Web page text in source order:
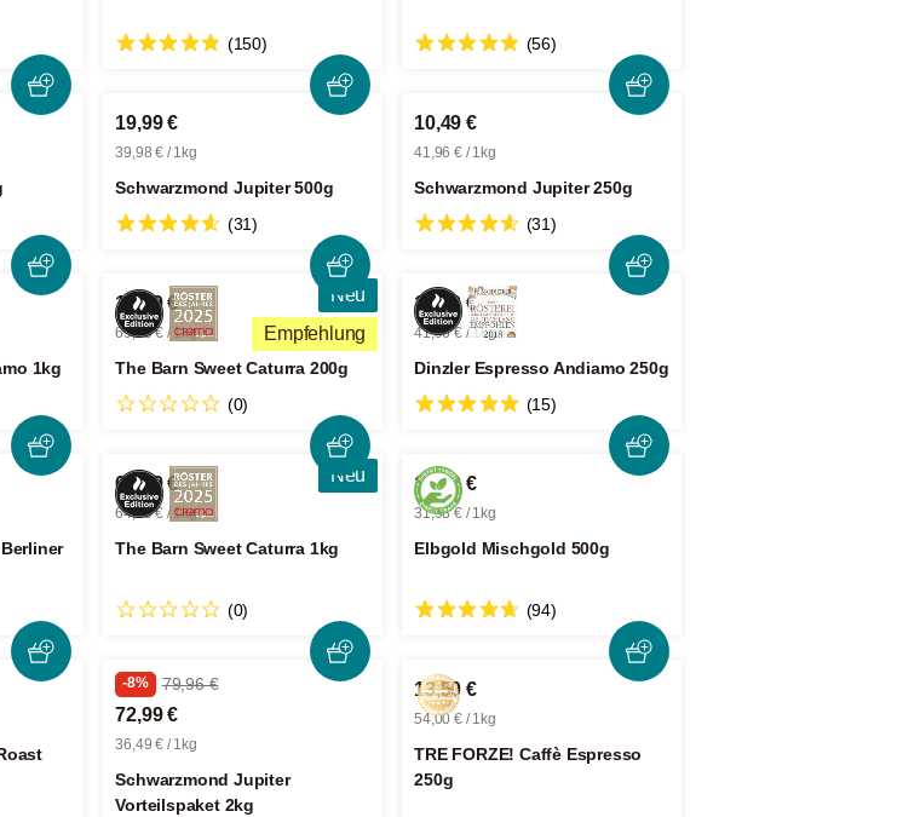
(150) (56)
19,99 €
39,98 € / 1kg
Schwarzmond Jupiter 500g
(31)
10,49 €
41,96 € / 1kg
Schwarzmond Jupiter 250g
(31)
1kg
Neu
Empfehlung
13,99 €
69,95 € / 1kg
The Barn Sweet Caturra 200g
(0)
10,49 €
41,96 € / 1kg
Dinzler Espresso Andiamo 250g
(15)
Neu
64,99 €
64,99 € / 1kg
The Barn Sweet Caturra 1kg
(0)
15,99 €
31,98 € / 1kg
Elbgold Mischgold 500g
(94)
-8% 79,96 €
72,99 €
36,49 € / 1kg
Schwarzmond Jupiter
Vorteilspaket 2kg
13,50 €
54,00 € / 1kg
TRE FORZE! Caffè Espresso
250g